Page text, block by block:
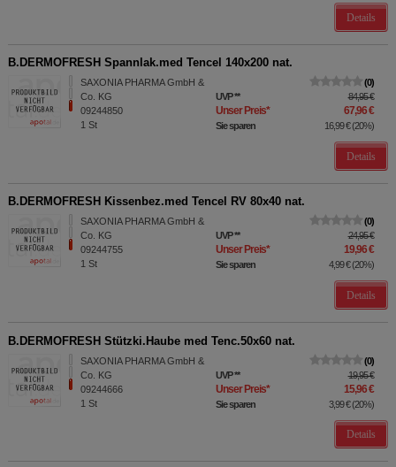
Details
B.DERMOFRESH Spannlak.med Tencel 140x200 nat.
SAXONIA PHARMA GmbH &
Co. KG
09244850
1 St
0
UVP** 84,95 €
Unser Preis* 67,96 €
Sie sparen 16,99 €(20%)
Details
B.DERMOFRESH Kissenbez.med Tencel RV 80x40 nat.
SAXONIA PHARMA GmbH &
Co. KG
09244755
1 St
0
UVP** 24,95 €
Unser Preis* 19,96 €
Sie sparen 4,99 €(20%)
Details
B.DERMOFRESH Stützki.Haube med Tenc.50x60 nat.
SAXONIA PHARMA GmbH &
Co. KG
09244666
1 St
0
UVP** 19,95 €
Unser Preis* 15,96 €
Sie sparen 3,99 €(20%)
Details